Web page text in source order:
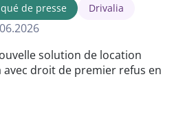
de presse Drivalia
solution de location
droit de premier refus en